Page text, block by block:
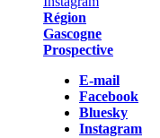
Région
Gascogne
Prospective
E-mail
Facebook
Bluesky
Instagram